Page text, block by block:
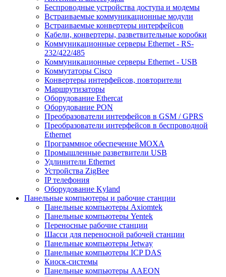
Беспроводные устройства доступа и модемы
Встраиваемые коммуникационные модули
Встраиваемые конвертеры интерфейсов
Кабели, конвертеры, разветвительные коробки
Коммуникационные серверы Ethernet - RS-
232/422/485
Коммуникационные серверы Ethernet - USB
Коммутаторы Cisco
Конвертеры интерфейсов, повторители
Маршрутизаторы
Оборудование Ethercat
Оборудование PON
Преобразователи интерфейсов в GSM / GPRS
Преобразователи интерфейсов в беспроводной
Ethernet
Программное обеспечение MOXA
Промышленные разветвители USB
Удлинители Ethernet
Устройства ZigBee
IP телефония
Оборудование Kyland
Панельные компьютеры и рабочие станции
Панельные компьютеры Axiomtek
Панельные компьютеры Yentek
Переносные рабочие станции
Шасси для переносной рабочей станции
Панельные компьютеры Jetway
Панельные компьютеры ICP DAS
Киоск-системы
Панельные компьютеры AAEON